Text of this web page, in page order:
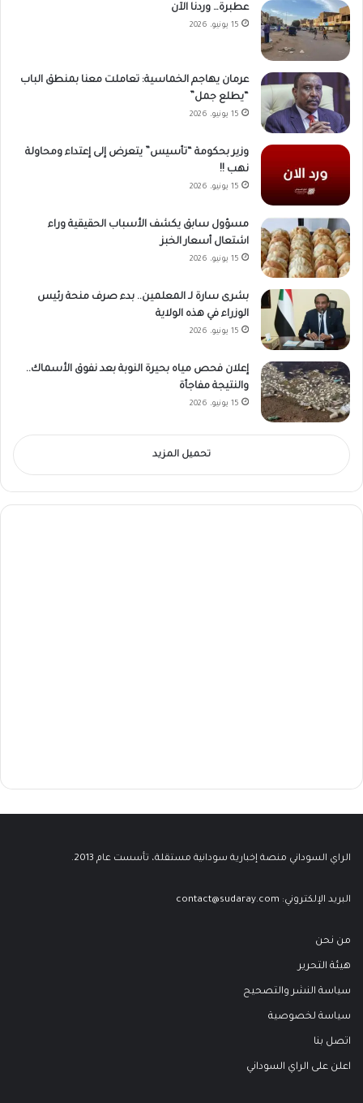
عطبرة… وردنا الآن
15 يونيو، 2026
عرمان يهاجم الخماسية: تعاملت معنا بمنطق الباب
“يطلع جمل”
15 يونيو، 2026
وزير بحكومة “تأسيس” يتعرض إلى إعتداء ومحاولة
نهب !!
15 يونيو، 2026
مسؤول سابق يكشف الأسباب الحقيقية وراء
اشتعال أسعار الخبز
15 يونيو، 2026
بشرى سارة لـ المعلمين.. بدء صرف منحة رئيس
الوزراء في هذه الولاية
15 يونيو، 2026
إعلان فحص مياه بحيرة النوبة بعد نفوق الأسماك..
والنتيجة مفاجأة
15 يونيو، 2026
تحميل المزيد
الراي السوداني منصة إخبارية سودانية مستقلة، تأسست عام 2013.
البريد الإلكتروني: contact@sudaray.com
من نحن
هيئة التحرير
سياسة النشر والتصحيح
سياسة لخصوصية
اتصل بنا
اعلن على الراي السوداني